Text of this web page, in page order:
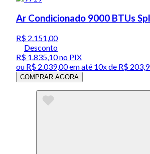
Ar Condicionado 9000 BTUs
R$ 2.151,00
Desconto
R$ 1.835,10no PIX
ou R$ 2.039,00em até 10x de R$
COMPRAR AGORA